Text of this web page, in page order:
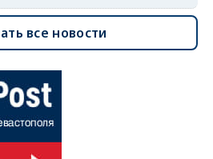
все новости